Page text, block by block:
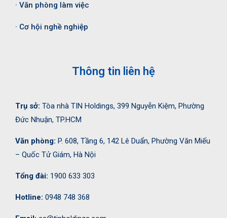
· Văn phòng làm việc
· Cơ hội nghề nghiệp
Thông tin liên hệ
Trụ sở: Tòa nhà TIN Holdings, 399 Nguyễn Kiệm, Phường
Đức Nhuận, TP.HCM
Văn phòng: P. 608, Tầng 6, 142 Lê Duẩn, Phường Văn Miếu
– Quốc Tử Giám, Hà Nội
Tổng đài: 1900 633 303
Hotline: 0948 748 368